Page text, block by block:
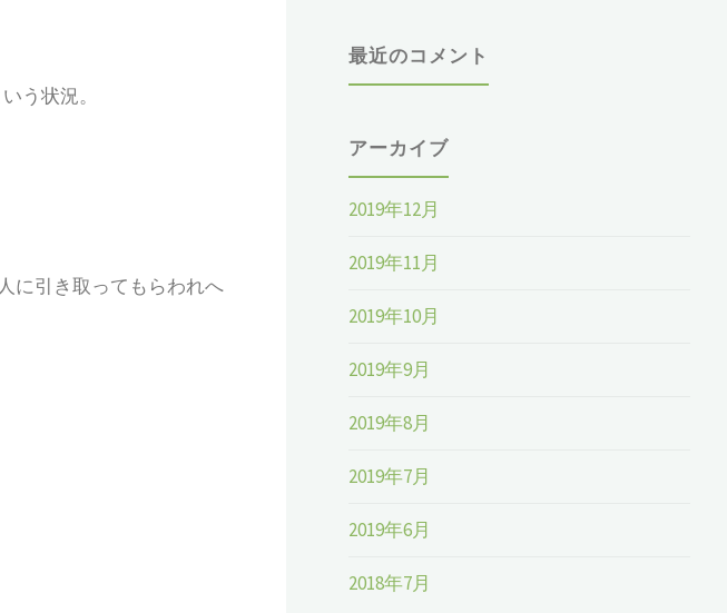
う状況。
に引き取ってもらわれへ
最近のコメント
アーカイブ
2019年12月
2019年11月
2019年10月
2019年9月
2019年8月
2019年7月
2019年6月
2018年7月